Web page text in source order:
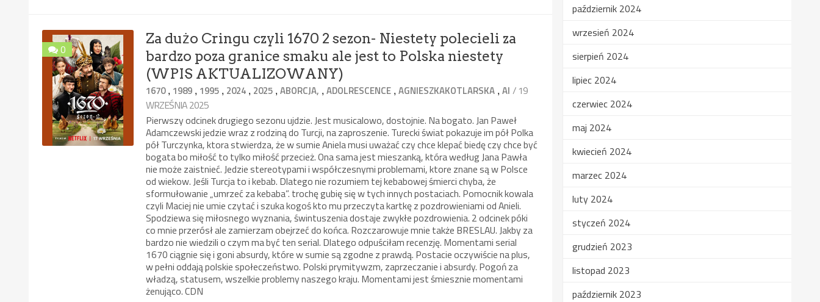
0
Za dużo Cringu czyli 1670 2 sezon- Niestety polecieli za
bardzo poza granice smaku ale jest to Polska niestety
(WPIS AKTUALIZOWANY)
1670, 1989 , 1995 , 2024 , 2025 ,ABORCJA, ,ADOLRESCENCE ,AGNIESZKAKOTLARSKA ,AI / 19
WRZEŚNIA 2025
Pierwszy odcinek drugiego sezonu ujdzie. Jest musicalowo, dostojnie. Na bogato. Jan Paweł
Adamczewski jedzie wraz z rodziną do Turcji, na zaproszenie. Turecki świat pokazuje im pół Polka
pół Turczynka, ktora stwierdza, że w sumie Aniela musi uważać czy chce klepać biedę czy chce być
bogata bo miłość to tylko miłość przecież. Ona sama jest mieszanką, która według Jana Pawła
nie może zaistnieć. Jedzie stereotypami i współczesnymi problemami, ktore znane są w Polsce
od wiekow. Jeśli Turcja to i kebab. Dlatego nie rozumiem tej kebabowej śmierci chyba, że
sformułowanie „umrzeć za kebaba”. trochę gubię się w tych innych postaciach. Pomocnik kowala
czyli Maciej nie umie czytać i szuka kogoś kto mu przeczyta kartkę z pozdrowieniami od Anieli.
Spodziewa się miłosnego wyznania, świntuszenia dostaje zwykłe pozdrowienia. 2 odcinek póki
co mnie przerósł ale zamierzam obejrzeć do końca. Rozczarowuje mnie także BRESLAU. Jakby za
bardzo nie wiedzili o czym ma być ten serial. Dlatego odpuściłam recenzję. Momentami serial
1670 ciągnie się i goni absurdy, które w sumie są zgodne z prawdą. Postacie oczywiście na plus,
w pełni oddają polskie społeczeństwo. Polski prymitywzm, zaprzeczanie i absurdy. Pogoń za
władzą, statusem, wszelkie problemy naszego kraju. Momentami jest śmiesznie momentami
żenująco. CDN
październik 2024
wrzesień 2024
sierpień 2024
lipiec 2024
czerwiec 2024
maj 2024
kwiecień 2024
marzec 2024
luty 2024
styczeń 2024
grudzień 2023
listopad 2023
październik 2023